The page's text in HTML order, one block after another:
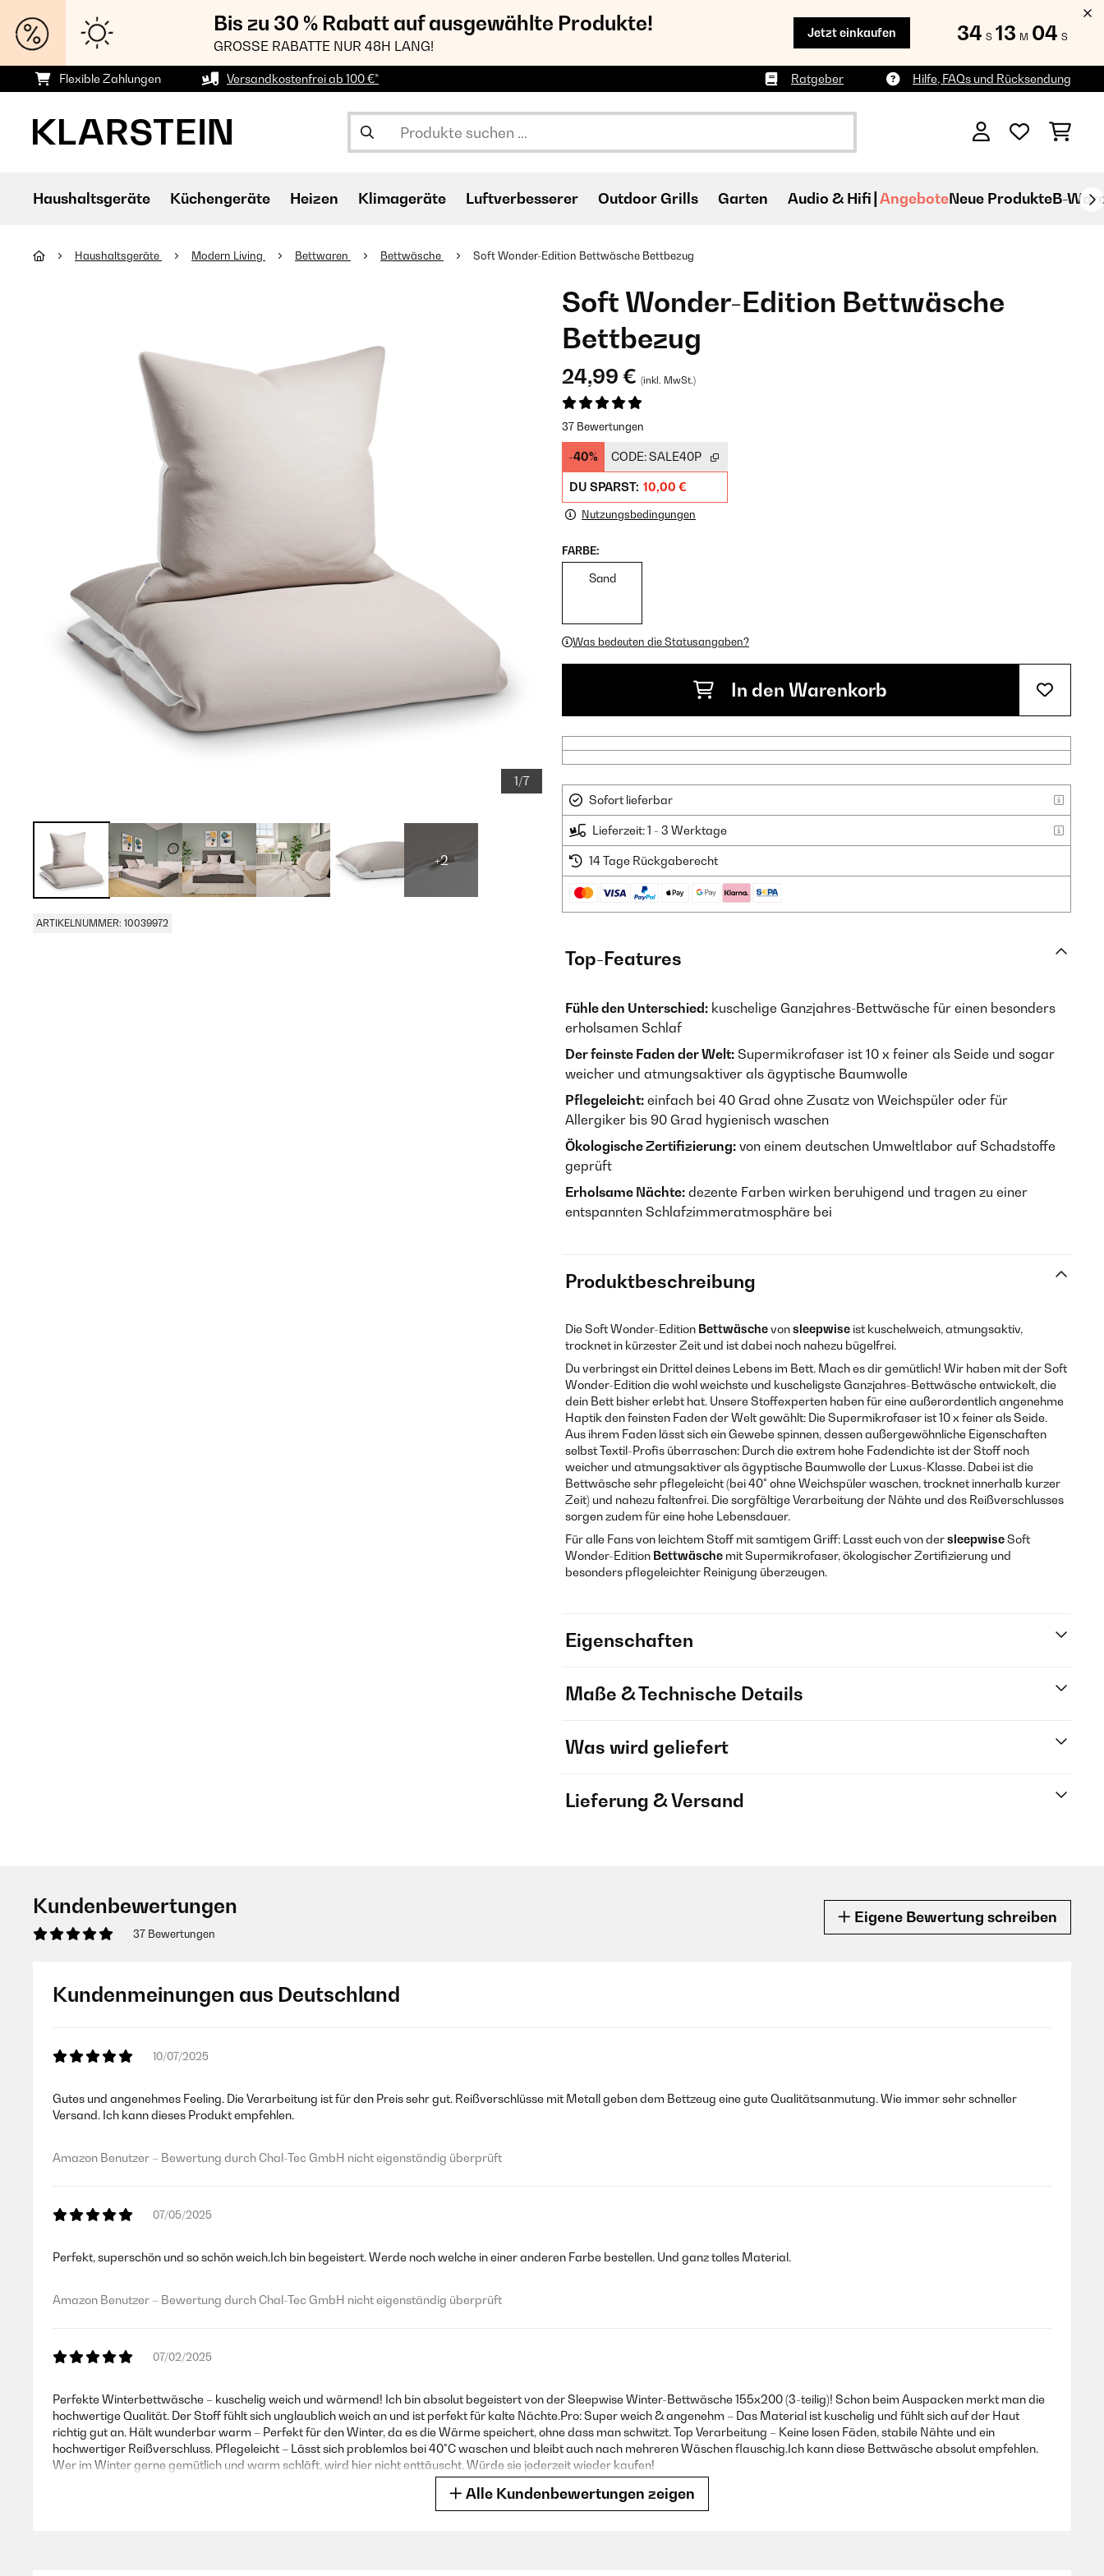
Bis zu 30 % Rabatt auf ausgewählte Produkte!
GROSSE RABATTE NUR 48H LANG!
Jetzt einkaufen 34 S 13 M 02 S
Flexible Zahlungen Versandkostenfrei ab 100 €* Ratgeber Hilfe, FAQs und Rücksendung
Haushaltsgeräte Küchengeräte Heizen Klimageräte Luftverbesserer Outdoor Grills Garten Audio & Hifi AngeboteNeue ProdukteB-
Haushaltsgeräte Modern Living Bettwaren Bettwäsche Soft Wonder-Edition Bettwäsche Bettbezug
1/7
+2
ARTIKELNUMMER: 10039972
Soft Wonder-Edition Bettwäsche
Bettbezug
24,99 € (inkl. MwSt.)
37 Bewertungen
-40% CODE:SALE40P
DU SPARST: 10,00 €
Nutzungsbedingungen
FARBE:
Sand
Was bedeuten die Statusangaben?
In den Warenkorb
Sofort lieferbar
Lieferzeit: 1 - 3 Werktage
14 Tage Rückgaberecht
Top-Features
Fühle den Unterschied: kuschelige Ganzjahres-Bettwäsche für einen besonders
erholsamen Schlaf
Der feinste Faden der Welt: Supermikrofaser ist 10 x feiner als Seide und sogar
weicher und atmungsaktiver als ägyptische Baumwolle
Pflegeleicht: einfach bei 40 Grad ohne Zusatz von Weichspüler oder für
Allergiker bis 90 Grad hygienisch waschen
Ökologische Zertifizierung: von einem deutschen Umweltlabor auf Schadstoffe
geprüft
Erholsame Nächte: dezente Farben wirken beruhigend und tragen zu einer
entspannten Schlafzimmeratmosphäre bei
Produktbeschreibung
Die Soft Wonder-Edition Bettwäschevonsleepwise ist kuschelweich, atmungsaktiv,
trocknet in kürzester Zeit und ist dabei noch nahezu bügelfrei.
Du verbringst ein Drittel deines Lebens im Bett. Mach es dir gemütlich! Wir haben mit der Soft
Wonder-Edition die wohl weichste und kuscheligste Ganzjahres-Bettwäsche entwickelt, die
dein Bett bisher erlebt hat. Unsere Stoffexperten haben für eine außerordentlich angenehme
Haptik den feinsten Faden der Welt gewählt: Die Supermikrofaser ist 10 x feiner als Seide.
Aus ihrem Faden lässt sich ein Gewebe spinnen, dessen außergewöhnliche Eigenschaften
selbst Textil-Profis überraschen: Durch die extrem hohe Fadendichte ist der Stoff noch
weicher und atmungsaktiver als ägyptische Baumwolle der Luxus-Klasse. Dabei ist die
Bettwäsche sehr pflegeleicht (bei 40° ohne Weichspüler waschen, trocknet innerhalb kurzer
Zeit) und nahezu faltenfrei. Die sorgfältige Verarbeitung der Nähte und des Reißverschlusses
sorgen zudem für eine hohe Lebensdauer.
Für alle Fans von leichtem Stoff mit samtigem Griff: Lasst euch von dersleepwiseSoft
Wonder-Edition Bettwäsche mit Supermikrofaser, ökologischer Zertifizierung und
besonders pflegeleichter Reinigung überzeugen.
Eigenschaften
Maße & Technische Details
Was wird geliefert
Lieferung & Versand
Kundenbewertungen
37 Bewertungen
Eigene Bewertung schreiben
Kundenmeinungen aus Deutschland
10/07/2025
Gutes und angenehmes Feeling. Die Verarbeitung ist für den Preis sehr gut. Reißverschlüsse mit Metall geben dem Bettzeug eine gute Qualitätsanmutung. Wie immer sehr schneller
Versand. Ich kann dieses Produkt empfehlen.
Amazon Benutzer – Bewertung durch Chal-Tec GmbH nicht eigenständig überprüft
07/05/2025
Perfekt, superschön und so schön weich.Ich bin begeistert. Werde noch welche in einer anderen Farbe bestellen. Und ganz tolles Material.
Amazon Benutzer – Bewertung durch Chal-Tec GmbH nicht eigenständig überprüft
07/02/2025
Perfekte Winterbettwäsche – kuschelig weich und wärmend! Ich bin absolut begeistert von der Sleepwise Winter-Bettwäsche 155x200 (3-teilig)! Schon beim Auspacken merkt man die
hochwertige Qualität. Der Stoff fühlt sich unglaublich weich an und ist perfekt für kalte Nächte.Pro: Super weich & angenehm – Das Material ist kuschelig und fühlt sich auf der Haut
richtig gut an. Hält wunderbar warm – Perfekt für den Winter, da es die Wärme speichert, ohne dass man schwitzt. Top Verarbeitung – Keine losen Fäden, stabile Nähte und ein
hochwertiger Reißverschluss. Pflegeleicht – Lässt sich problemlos bei 40°C waschen und bleibt auch nach mehreren Wäschen flauschig.Ich kann diese Bettwäsche absolut empfehlen.
Wer im Winter gerne gemütlich und warm schläft, wird hier nicht enttäuscht. Würde sie jederzeit wieder kaufen!
Amazon Benutzer – Bewertung durch Chal-Tec GmbH nicht eigenständig überprüft
Alle Kundenbewertungen zeigen